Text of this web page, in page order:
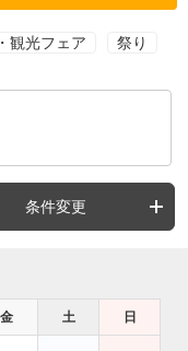
観光フェア 祭り
条件変更
金 土 日